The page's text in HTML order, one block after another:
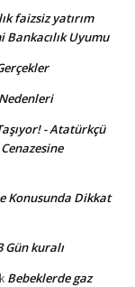
faizsiz yatırım
Bankacılık Uyumu
Nedenleri
- Atatürkçü
Konusunda Dikkat
Gün kuralı
Bebeklerde gaz